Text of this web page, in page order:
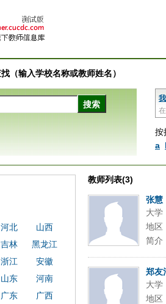
（输入学校名称或教师姓名）
按
a
教师列表(3)
张慧
大学
地区
简介
郑友
大学
地区
河北
山西
吉林
黑龙江
浙江
安徽
山东
河南
广东
广西